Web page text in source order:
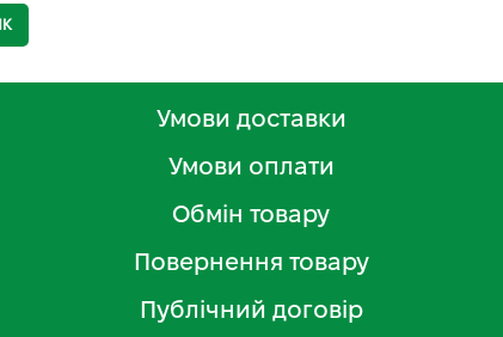
Умови доставки
Умови оплати
Обмін товару
Повернення товару
Публічний договір